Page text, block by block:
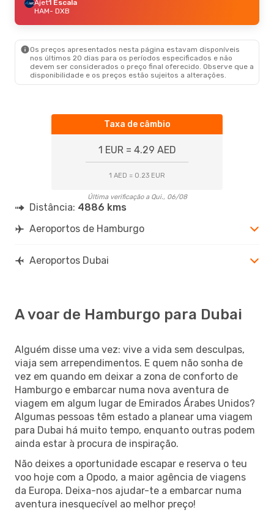
Ajet1 Escala
HAM- DXB
Os preços apresentados nesta página estavam disponíveis
nos últimos 20 dias para os períodos especificados e não
devem ser considerados o preço final oferecido. Observe que a
disponibilidade e os preços estão sujeitos a alterações.
Taxa de câmbio
1 EUR = 4.29 AED
1 AED = 0.23 EUR
Última verificação a Qui., 06/08
Distância: 4886 kms
Aeroportos de Hamburgo
Aeroportos Dubai
A voar de Hamburgo para Dubai
Alguém disse uma vez: vive a vida sem desculpas,
viaja sem arrependimentos. E quem não sonha de
vez em quando em deixar a zona de conforto de
Hamburgo e embarcar numa nova aventura de
viagem em algum lugar de Emirados Árabes Unidos?
Algumas pessoas têm estado a planear uma viagem
para Dubai há muito tempo, enquanto outras podem
ainda estar à procura de inspiração.
Não deixes a oportunidade escapar e reserva o teu
voo hoje com a Opodo, a maior agência de viagens
da Europa. Deixa-nos ajudar-te a embarcar numa
aventura inesquecível ao melhor preço!